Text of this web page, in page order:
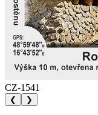
CZ-1541
❮ ❯